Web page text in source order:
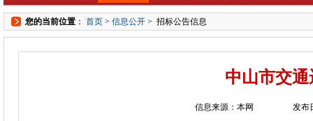
您的当前位置 ： 首页 > 信息公开 > 招标公告信息
中山市交
信息来源：本网 发布